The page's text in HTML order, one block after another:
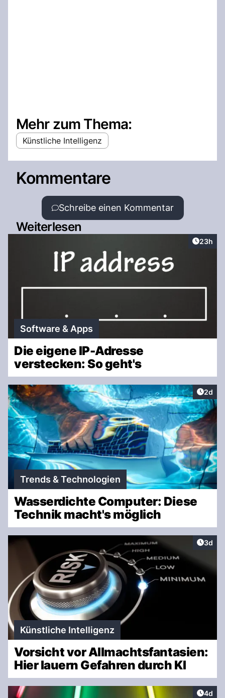
Mehr zum Thema:
Künstliche Intelligenz
Kommentare
Schreibe einen Kommentar
Weiterlesen
Artikel
23h
Software & Apps
Die eigene IP-Adresse
verstecken: So geht's
2d
Trends & Technologien
Wasserdichte Computer: Diese
Technik macht's möglich
3d
Künstliche Intelligenz
Vorsicht vor Allmachtsfantasien:
Hier lauern Gefahren durch KI
4d